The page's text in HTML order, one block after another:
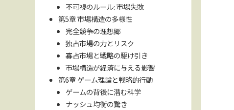
不可視のルール: 市場失敗
第5章 市場構造の多様性
完全競争の理想郷
独占市場の力とリスク
寡占市場と戦略の駆け引き
市場構造が経済に与える影響
第6章 ゲーム理論と戦略的行動
ゲームの背後に潜む科学
ナッシュ均衡の驚き